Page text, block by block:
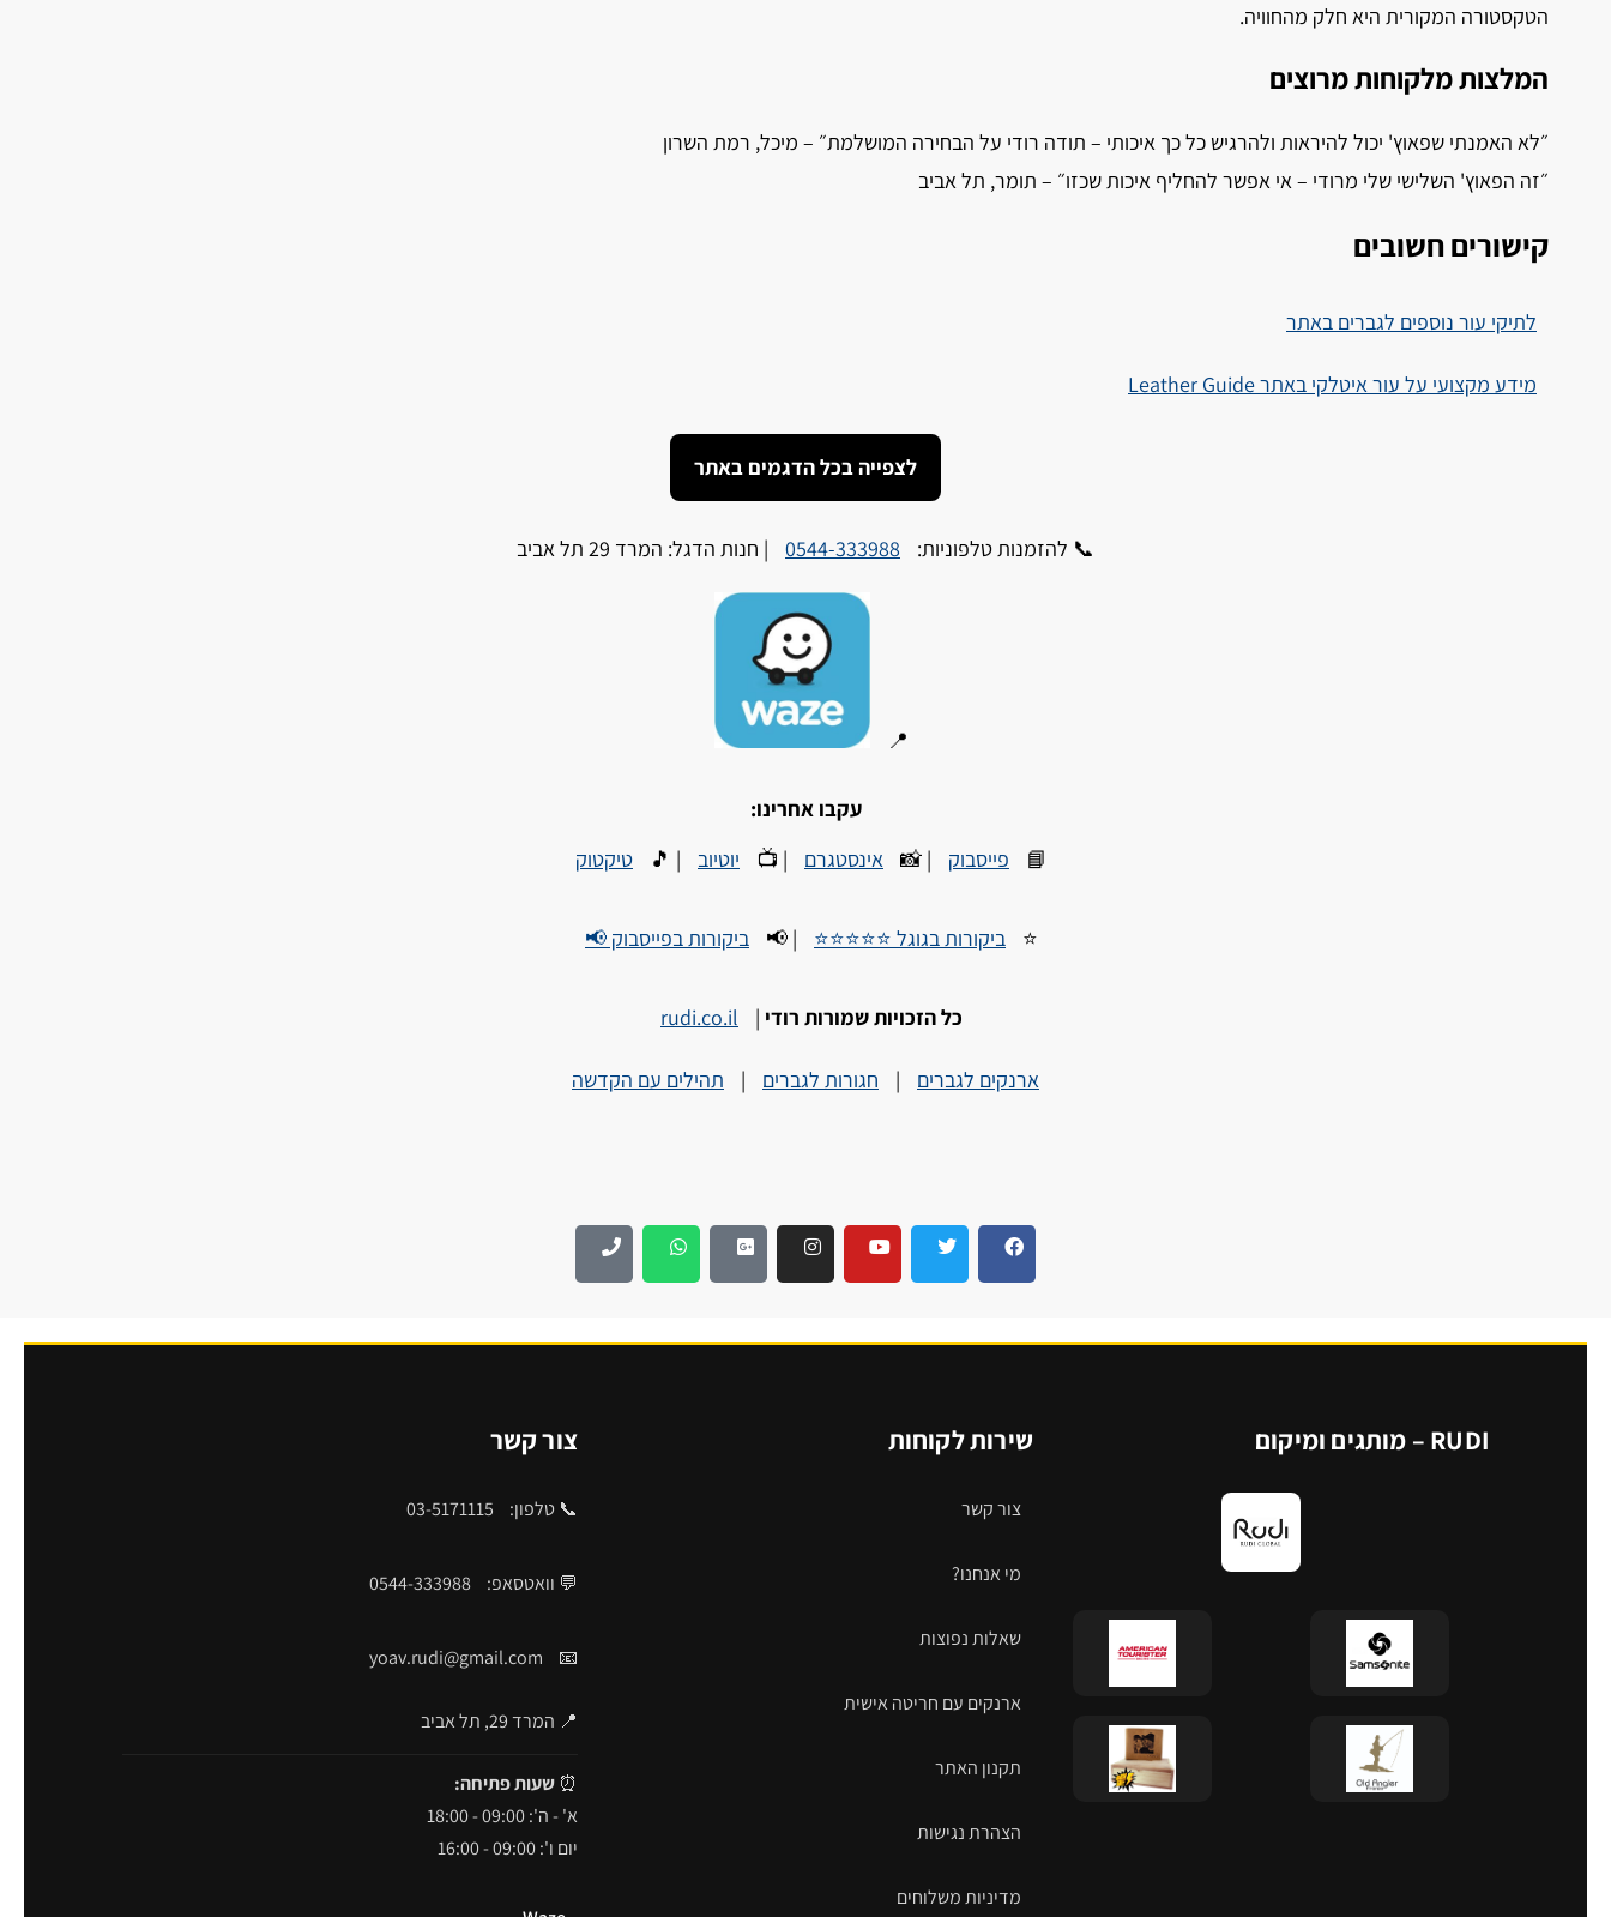
הטקסטורה המקורית היא חלק מהחוויה.
המלצות מלקוחות מרוצים
״לא האמנתי שפאוץ' יכול להיראות ולהרגיש כל כך איכותי – תודה רודי על הבחירה המושלמת״ – מיכל, רמת השרון
״זה הפאוץ' השלישי שלי מרודי – אי אפשר להחליף איכות שכזו״ – תומר, תל אביב
קישורים חשובים
לתיקי עור נוספים לגברים באתר
מידע מקצועי על עור איטלקי באתר Leather Guide
לצפייה בכל הדגמים באתר
📞 להזמנות טלפוניות: 0544-333988 | חנות הדגל: המרד 29 תל אביב
📍
עקבו אחרינו:
📘
פייסבוק | 📸 אינסטגרם | 📺 יוטיוב | 🎵 טיקטוק
⭐ ביקורות בגוגל ⭐⭐⭐⭐⭐ | 📢 ביקורות בפייסבוק 📢
כל הזכויות שמורות רודי |
rudi.co.il
ארנקים לגברים | חגורות לגברים | תהילים עם הקדשה
RUDI – מותגים ומיקום שירות לקוחות
צור קשר
מי אנחנו?
שאלות נפוצות
ארנקים עם חריטה אישית
תקנון האתר
הצהרת נגישות
מדיניות משלוחים
צור קשר
📞 טלפון: 03-5171115
💬 וואטסאפ: 0544-333988
📧
yoav.rudi@gmail.com
📍 המרד 29, תל אביב
⏰ שעות פתיחה:
א' - ה': 09:00 - 18:00
יום ו': 09:00 - 16:00